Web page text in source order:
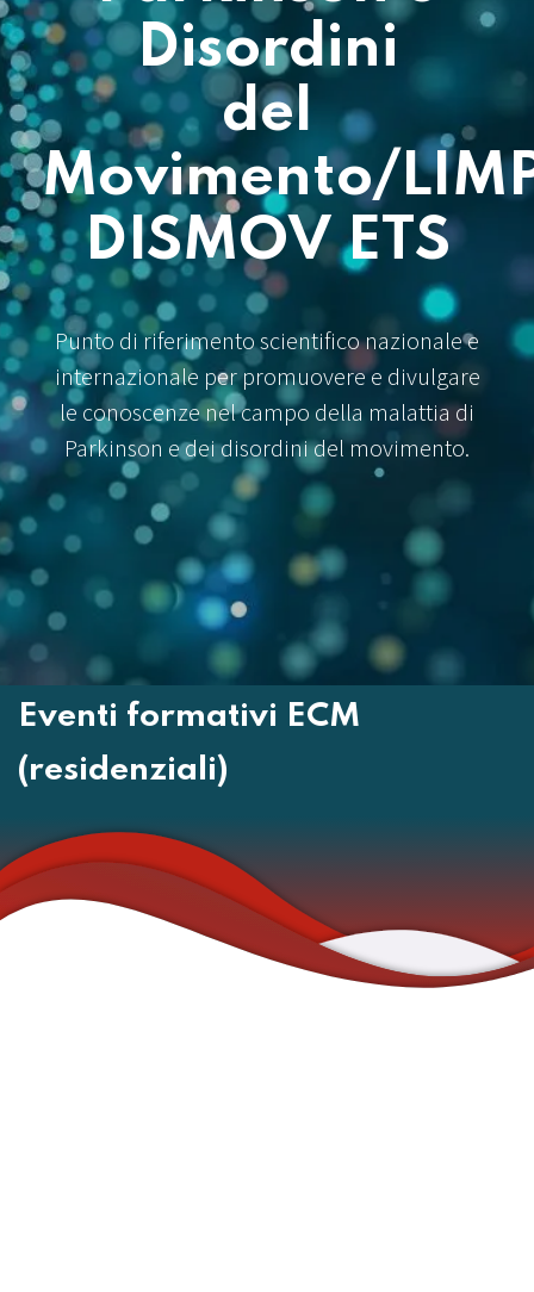
Disordini
del
Movimento/
DISMOV ETS
Punto di riferimento scientifico nazionale e
internazionale per promuovere e divulgare
le conoscenze nel campo della malattia di
Parkinson e dei disordini del movimento.
Eventi formativi ECM
(residenziali)